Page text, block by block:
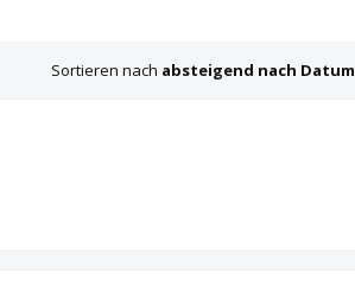
Sortieren nach absteigend nach Datum